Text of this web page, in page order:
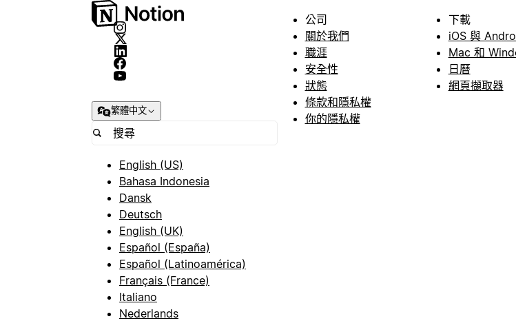
繁體中文
English (US)
Bahasa Indonesia
Dansk
Deutsch
English (UK)
Español (España)
Español (Latinoamérica)
Français (France)
Italiano
Nederlands
公司
關於我們
職涯
安全性
狀態
條款和隱私權
你的隱私權
下載
iOS 與
Mac 和
日曆
網頁擷取器